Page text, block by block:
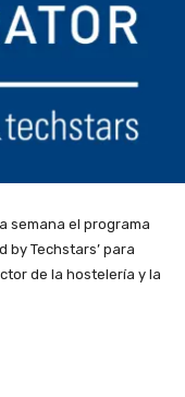
semana el programa
by Techstars’ para
de la hostelería y la